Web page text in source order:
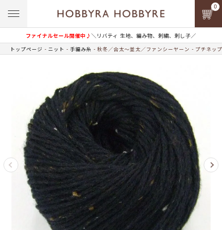
ファイナルセール開催中♪＼リバティ 生地、編み物、刺繍、刺し子／
0
トップページ ニット 手編み糸 秋冬／合太～並太／ファンシーヤーン プチネッ